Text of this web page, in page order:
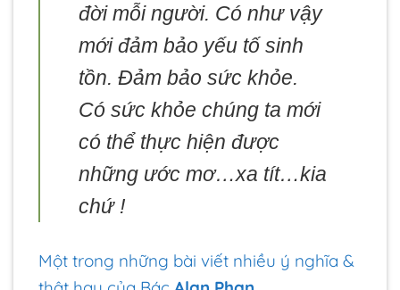
đời mỗi người. Có như vậy
mới đảm bảo yếu tố sinh
tồn. Đảm bảo sức khỏe.
Có sức khỏe chúng ta mới
có thể thực hiện được
những ước mơ…xa tít…kia
chứ !
Một trong những bài viết nhiều ý nghĩa &